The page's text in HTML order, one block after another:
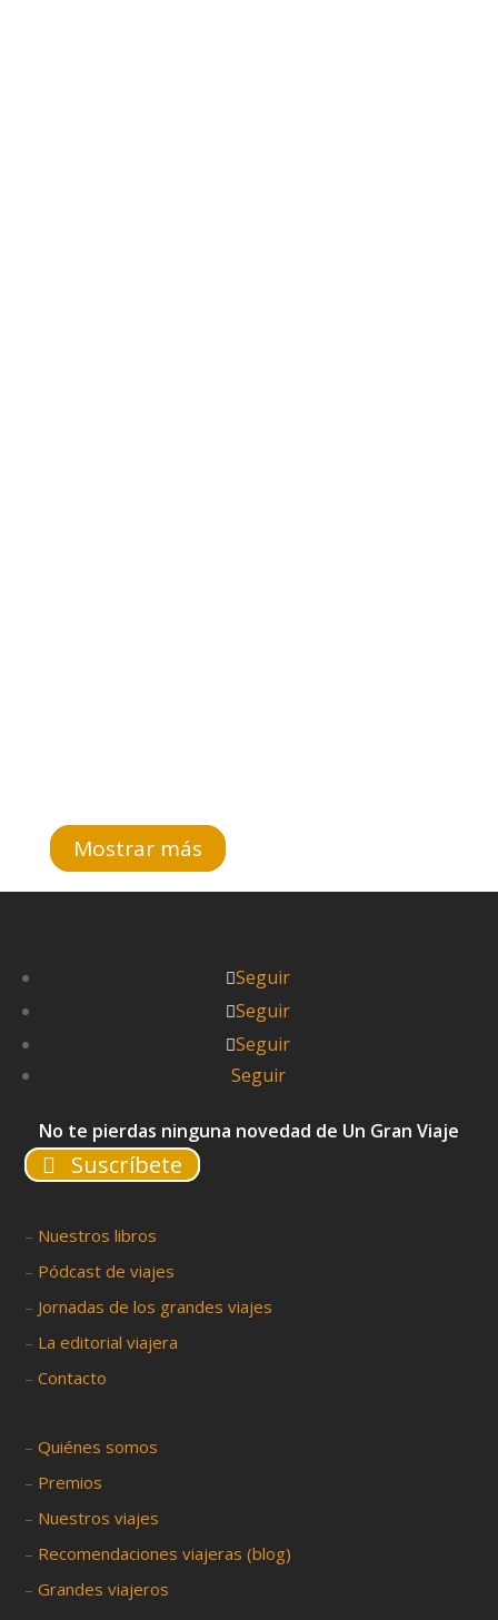
Mostrar más
Seguir
Seguir
Seguir
Seguir
No te pierdas ninguna novedad de Un Gran Viaje
Suscríbete
– Nuestros libros
– Pódcast de viajes
– Jornadas de los grandes viajes
– La editorial viajera
–Contacto
–Quiénes somos
– Premios
– Nuestros viajes
– Recomendaciones viajeras (blog)
–Grandes viajeros